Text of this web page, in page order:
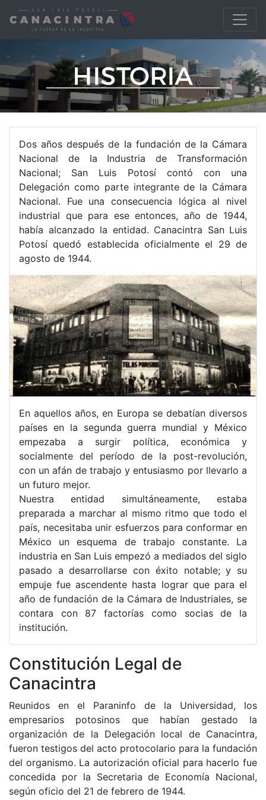
Dos años después de la fundación de la Cámara
Nacional de la Industria de Transformación
Nacional; San Luis Potosí contó con una
Delegación como parte integrante de la Cámara
Nacional. Fue una consecuencia lógica al nivel
industrial que para ese entonces, año de 1944,
había alcanzado la entidad. Canacintra San Luis
Potosí quedó establecida oficialmente el 29 de
agosto de 1944.
En aquellos años, en Europa se debatían diversos
países en la segunda guerra mundial y México
empezaba a surgir política, económica y
socialmente del período de la post-revolución,
con un afán de trabajo y entusiasmo por llevarlo a
un futuro mejor.
Nuestra entidad simultáneamente, estaba
preparada a marchar al mismo ritmo que todo el
país, necesitaba unir esfuerzos para conformar en
México un esquema de trabajo constante. La
industria en San Luis empezó a mediados del siglo
pasado a desarrollarse con éxito notable; y su
empuje fue ascendente hasta lograr que para el
año de fundación de la Cámara de Industriales, se
contara con 87 factorías como socias de la
institución.
Constitución Legal de
Canacintra
Reunidos en el Paraninfo de la Universidad, los
empresarios potosinos que habían gestado la
organización de la Delegación local de Canacintra,
fueron testigos del acto protocolario para la fundación
del organismo. La autorización oficial para hacerlo fue
concedida por la Secretaria de Economía Nacional,
según oficio del 21 de febrero de 1944.